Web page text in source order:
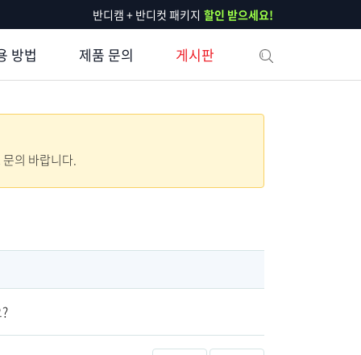
반디캠 + 반디컷 패키지 할인 받으세요!
방법 제품 문의 게시판
의 바랍니다.